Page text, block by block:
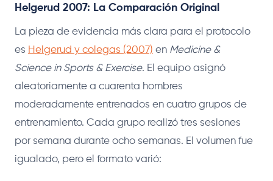
Helgerud 2007: La Comparación Original
La pieza de evidencia más clara para el protocolo
es Helgerud y colegas (2007) en Medicine &
Science in Sports & Exercise. El equipo asignó
aleatoriamente a cuarenta hombres
moderadamente entrenados en cuatro grupos de
entrenamiento. Cada grupo realizó tres sesiones
por semana durante ocho semanas. El volumen fue
igualado, pero el formato varió: